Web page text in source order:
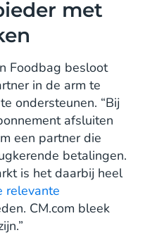
met
Foodbag besloot
in de arm te
ondersteunen. “Bij
afsluiten
een partner die
betalingen.
is het daarbij heel
relevante
CM.com bleek